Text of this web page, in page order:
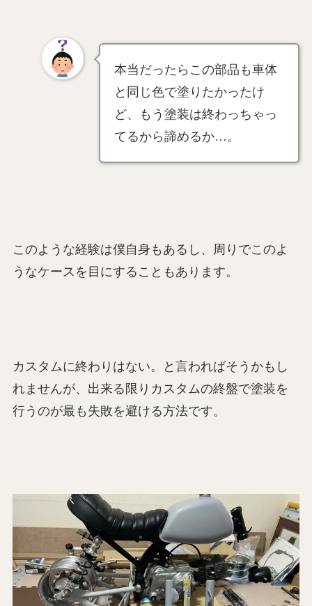
本当だったらこの部品も車体
と同じ色で塗りたかったけ
ど、もう塗装は終わっちゃっ
てるから諦めるか…。
このような経験は僕自身もあるし、周りでこのよ
うなケースを目にすることもあります。
カスタムに終わりはない。と言わればそうかもし
れませんが、出来る限りカスタムの終盤で塗装を
行うのが最も失敗を避ける方法です。